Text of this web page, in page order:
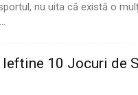
nu uita că există o
Ieftine 10 Jocuri de